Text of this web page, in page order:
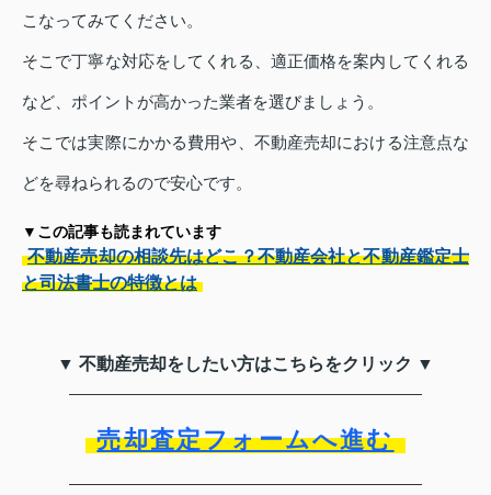
こなってみてください。
そこで丁寧な対応をしてくれる、適正価格を案内してくれる
など、ポイントが高かった業者を選びましょう。
そこでは実際にかかる費用や、不動産売却における注意点な
どを尋ねられるので安心です。
▼この記事も読まれています
不動産売却の相談先はどこ？不動産会社と不動産鑑定士
と司法書士の特徴とは
▼ 不動産売却をしたい方はこちらをクリック ▼
売却査定フォームへ進む